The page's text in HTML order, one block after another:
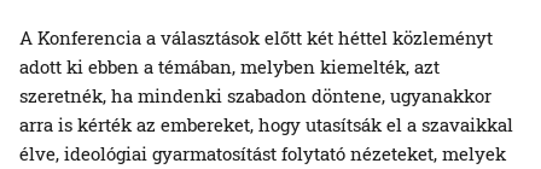
A Konferencia a választások előtt két héttel közleményt
adott ki ebben a témában, melyben kiemelték, azt
szeretnék, ha mindenki szabadon döntene, ugyanakkor
arra is kérték az embereket, hogy utasítsák el a szavaikkal
élve, ideológiai gyarmatosítást folytató nézeteket, melyek